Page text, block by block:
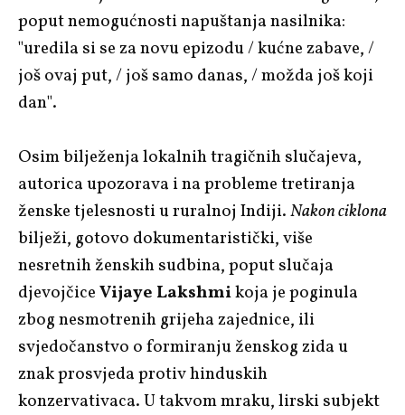
poput nemogućnosti napuštanja nasilnika:
"uredila si se za novu epizodu / kućne zabave, /
još ovaj put, / još samo danas, / možda još koji
dan".
Osim bilježenja lokalnih tragičnih slučajeva,
autorica upozorava i na probleme tretiranja
ženske tjelesnosti u ruralnoj Indiji.Nakon ciklona
bilježi, gotovo dokumentaristički, više
nesretnih ženskih sudbina, poput slučaja
djevojčiceVijaye Lakshmikoja je poginula
zbog nesmotrenih grijeha zajednice, ili
svjedočanstvo o formiranju ženskog zida u
znak prosvjeda protiv hinduskih
konzervativaca. U takvom mraku, lirski subjekt